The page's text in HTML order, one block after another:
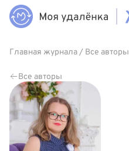
Главная журнала/ Все авторы
Все авторы